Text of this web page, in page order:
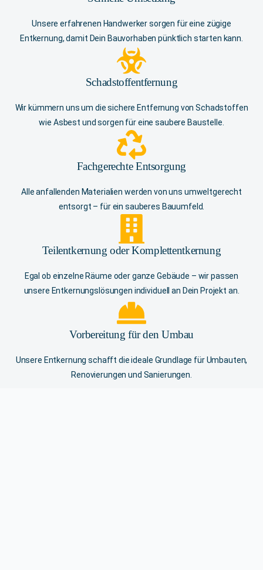
Unsere erfahrenen Handwerker sorgen für eine zügige
Entkernung, damit Dein Bauvorhaben pünktlich starten kann.
Schadstoffentfernung
Wir kümmern uns um die sichere Entfernung von Schadstoffen
wie Asbest und sorgen für eine saubere Baustelle.
Fachgerechte Entsorgung
Alle anfallenden Materialien werden von uns umweltgerecht
entsorgt – für ein sauberes Bauumfeld.
Teilentkernung oder Komplettentkernung
Egal ob einzelne Räume oder ganze Gebäude – wir passen
unsere Entkernungslösungen individuell an Dein Projekt an.
Vorbereitung für den Umbau
Unsere Entkernung schafft die ideale Grundlage für Umbauten,
Renovierungen und Sanierungen.